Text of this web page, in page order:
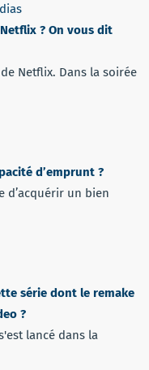
? On vous dit
Netflix. Dans la soirée
d’emprunt ?
d’acquérir un bien
série dont le remake
?
lancé dans la